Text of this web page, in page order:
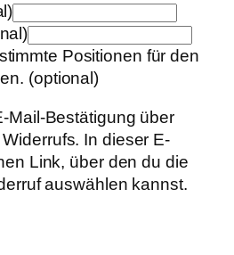
Positionen für den
(optional)
Mail-Bestätigung über
In dieser E-
Link, über den du die
auswählen kannst.